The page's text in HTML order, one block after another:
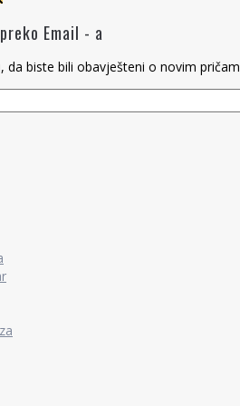
Email - a
da biste bili obavješteni o novim